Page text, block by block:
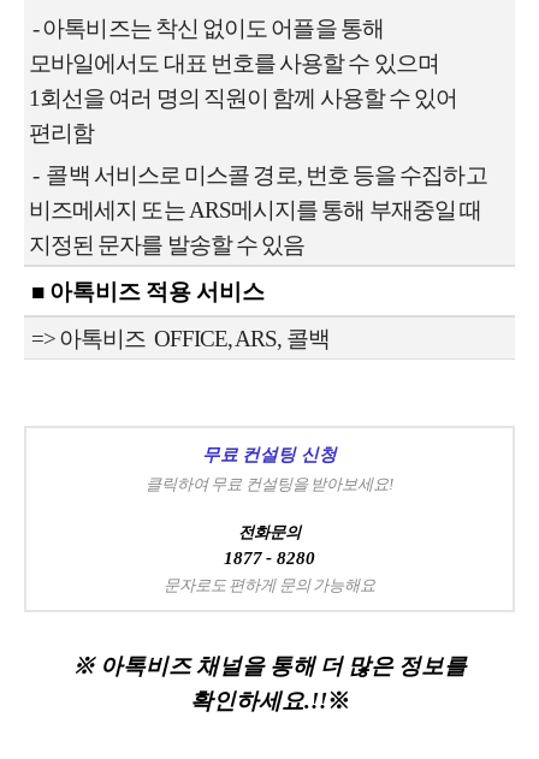
-아톡비즈는 착신 없이도 어플을 통해
모바일에서도 대표 번호를 사용할 수 있으며
1회선을 여러 명의 직원이 함께 사용할 수 있어
편리함
- 콜백 서비스로 미스콜 경로, 번호 등을 수집하고
비즈메세지 또는ARS메시지를 통해 부재중일 때
지정된 문자를 발송할 수 있음
■ 아톡비즈 적용 서비스
=> 아톡비즈 OFFICE, ARS, 콜백
무료 컨설팅 신청
클릭하여 무료 컨설팅을 받아보세요!
전화문의
1877 - 8280
문자로도 편하게 문의 가능해요
※ 아톡비즈 채널을 통해 더 많은 정보를
확인하세요.!!※